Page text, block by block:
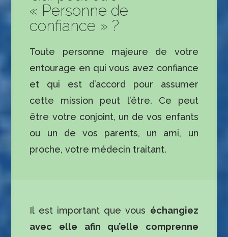
« Personne de
confiance » ?
Toute personne majeure de votre
entourage en qui vous avez confiance
et qui est d’accord pour assumer
cette mission peut l’être. Ce peut
être votre conjoint, un de vos enfants
ou un de vos parents, un ami, un
proche, votre médecin traitant.
Il est important que vous échangiez
avec elle afin qu’elle comprenne